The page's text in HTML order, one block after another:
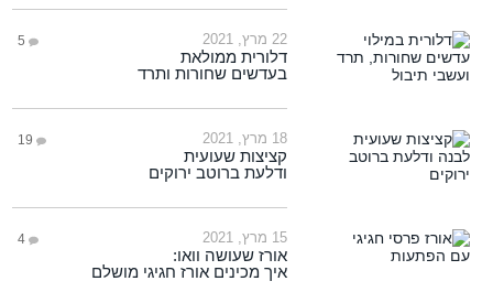
22 מרץ, 2021 5
דלורית ממולאת
בעדשים שחורות ותרד
18 מרץ, 2021 19
קציצות שעועית
ודלעת ברוטב ירוקים
15 מרץ, 2021 4
אורז שעושה וואו:
איך מכינים אורז חגיגי מושלם